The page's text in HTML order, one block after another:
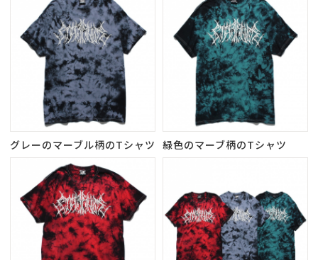
グレーのマーブル柄のTシャツ 緑色のマーブ柄のTシャツ